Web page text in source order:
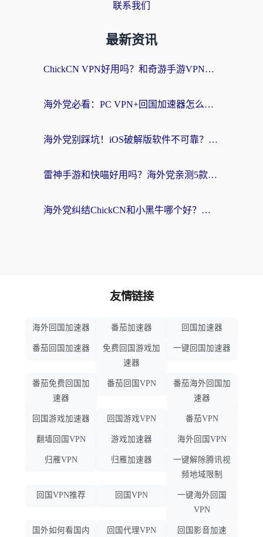
联系我们
最新资讯
ChickCN VPN好用吗？和奇游手游VPN对比哪个回国效果更好？海外党亲测实用指南
海外党必看：PC VPN+回国加速器怎么选？无缝访问国内资源全攻略
海外党别踩坑！iOS破解版软件不可靠？教你选对回国加速器无缝看国内资源
雷神手游和快喵好用吗？海外党亲测5款回国加速器，附斧牛Bling对比+微信视频号解决办法
海外党纠结ChickCN和小黑牛哪个好？一篇帮你选对回国加速器的实用指南
友情链接
海外回国加速器 番茄加速器 回国加速器
番茄回国加速器
免费回国游戏加
速器
一键回国加速器
番茄免费回国加
速器
番茄回国VPN
番茄海外回国加
速器
回国游戏加速器 回国游戏VPN 番茄VPN
翻墙回国VPN 游戏加速器 海外回国VPN
归雁VPN 归雁加速器
一键解除腾讯视
频地域限制
回国VPN推荐 回国VPN
一键海外回国
VPN
国外如何看国内
回国代理VPN 回国影音加速